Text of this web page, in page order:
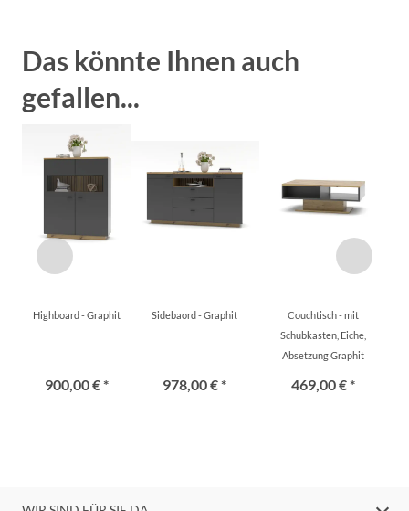
Das könnte Ihnen auch
gefallen...
Highboard - Graphit
900,00 € *
Sidebaord - Graphit
978,00 € *
Couchtisch - mit
Schubkasten, Eiche,
Absetzung Graphit
469,00 € *